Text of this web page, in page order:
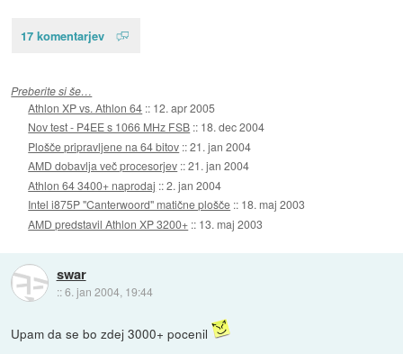
17 komentarjev
Preberite si še…
Athlon XP vs. Athlon 64 :: 12. apr 2005
Nov test - P4EE s 1066 MHz FSB :: 18. dec 2004
Plošče pripravljene na 64 bitov ::21. jan 2004
AMD dobavlja več procesorjev ::21. jan 2004
Athlon 64 3400+ naprodaj ::2. jan 2004
Intel i875P "Canterwoord" matične plošče :: 18. maj 2003
AMD predstavil Athlon XP 3200+ :: 13. maj 2003
swar
::6. jan 2004, 19:44
Upam da se bo zdej 3000+ pocenil